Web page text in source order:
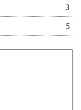
3
5